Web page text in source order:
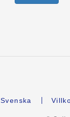
Svenska